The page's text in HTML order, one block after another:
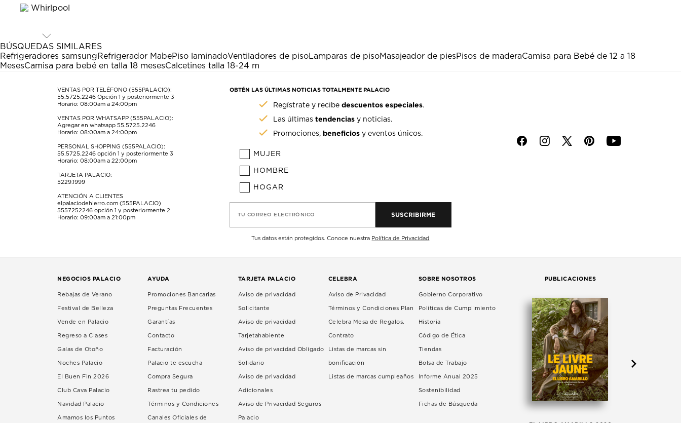
el
artículo
estrella
Esta
acción
abrirá
formulario
artículo
estrellas.
Esta
acción
abrirá
formulario
de
estrellas.
Esta
acción
abrirá
formulario
de
estrellas.
Esta
acción
abrirá
formulario
de
Esta
acción
abrirá
formulario
de
envío.
BÚSQUEDAS SIMILARES
Refrigeradores samsungRefrigerador MabePiso laminadoVentiladores de pisoLamparas de pisoMasajeador de piesPisos de maderaCamisa para Bebé de 12 a 18
MesesCamisa para bebé en talla 18 mesesCalcetines talla 18-24 m
VENTAS POR TELÉFONO (555PALACIO):
55.5725.2246 Opción 1 y posteriormente 3
Horario: 08:00am a 24:00pm
VENTAS POR WHATSAPP (555PALACIO):
Agregar en whatsapp 55.5725.2246
Horario: 08:00am a 24:00pm
PERSONAL SHOPPING (555PALACIO):
55.5725.2246 opción 1 y posteriormente 3
Horario: 08:00am a 22:00pm
TARJETA PALACIO:
5229.1999
ATENCIÓN A CLIENTES
elpalaciodehierro.com (555PALACIO)
5557252246 opción 1 y posteriormente 2
Horario: 09:00am a 21:00pm
OBTÉN LAS ÚLTIMAS NOTICIAS TOTALMENTE PALACIO
Regístrate y recibedescuentos especiales.
Las últimastendencias y noticias.
Promociones, beneficios y eventos únicos.
MUJER
HOMBRE
HOGAR
TU CORREO ELECTRÓNICO SUSCRIBIRME
Tus datos están protegidos. Conoce nuestra Política de Privacidad
f i p y
NEGOCIOS PALACIO
Rebajas de Verano
Festival de Belleza
Vende en Palacio
Regreso a Clases
Galas de Otoño
Noches Palacio
El Buen Fin 2026
Club Cava Palacio
Navidad Palacio
Amamos los Puntos
AYUDA
Promociones Bancarias
Preguntas Frecuentes
Garantías
Contacto
Facturación
Palacio te escucha
Compra Segura
Rastrea tu pedido
Términos y Condiciones
Canales Oficiales de
TARJETA PALACIO
Aviso de privacidad
Solicitante
Aviso de privacidad
Tarjetahabiente
Aviso de privacidad Obligado
Solidario
Aviso de privacidad
Adicionales
Aviso de Privacidad Seguros
Palacio
CELEBRA
Aviso de Privacidad
Términos y Condiciones Plan
Celebra Mesa de Regalos.
Contrato
Listas de marcas sin
bonificación
Listas de marcas cumpleaños
SOBRE NOSOTROS
Gobierno Corporativo
Políticas de Cumplimiento
Historia
Código de Ética
Tiendas
Bolsa de Trabajo
Informe Anual 2025
Sostenibilidad
Fichas de Búsqueda
PUBLICACIONES